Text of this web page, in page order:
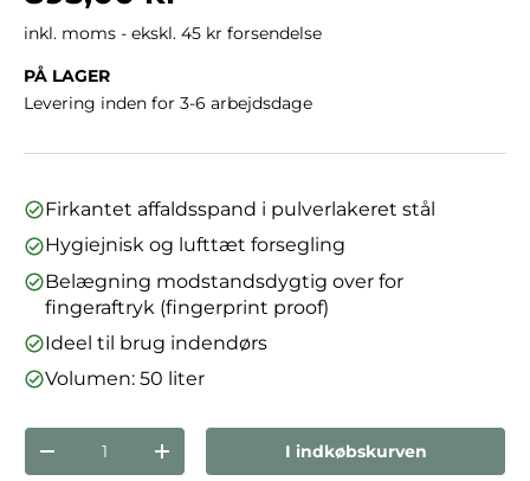
inkl. moms - ekskl. 45 kr forsendelse
PÅ LAGER
Levering inden for 3-6 arbejdsdage
Firkantet affaldsspand i pulverlakeret stål
Hygiejnisk og lufttæt forsegling
Belægning modstandsdygtig over for
fingeraftryk (fingerprint proof)
Ideel til brug indendørs
Volumen: 50 liter
Antal
Reducer mængdenForøg mængdenI indkøbskurven